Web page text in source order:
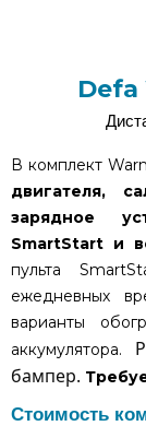
В комплект
двигателя,
зарядное
SmartStart и
пульта
ежедневных
варианты
аккумулятора.
бампер.
Стоимость